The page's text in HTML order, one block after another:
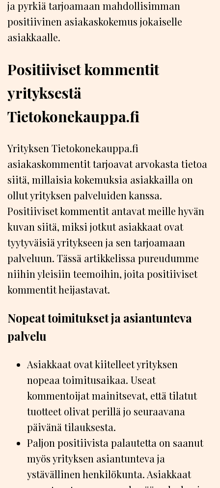
ja pyrkiä tarjoamaan mahdollisimman
positiivinen asiakaskokemus jokaiselle
asiakkaalle.
Positiiviset kommentit
yrityksestä
Tietokonekauppa.fi
Yrityksen Tietokonekauppa.fi
asiakaskommentit tarjoavat arvokasta tietoa
siitä, millaisia kokemuksia asiakkailla on
ollut yrityksen palveluiden kanssa.
Positiiviset kommentit antavat meille hyvän
kuvan siitä, miksi jotkut asiakkaat ovat
tyytyväisiä yritykseen ja sen tarjoamaan
palveluun. Tässä artikkelissa pureudumme
niihin yleisiin teemoihin, joita positiiviset
kommentit heijastavat.
Nopeat toimitukset ja asiantunteva
palvelu
Asiakkaat ovat kiitelleet yrityksen
nopeaa toimitusaikaa. Useat
kommentoijat mainitsevat, että tilatut
tuotteet olivat perillä jo seuraavana
päivänä tilauksesta.
Paljon positiivista palautetta on saanut
myös yrityksen asiantunteva ja
ystävällinen henkilökunta. Asiakkaat